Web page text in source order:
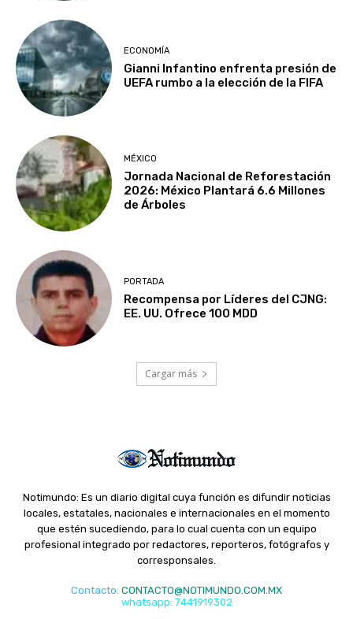
ECONOMÍA
Gianni Infantino enfrenta presión de
UEFA rumbo a la elección de la FIFA
MÉXICO
Jornada Nacional de Reforestación
2026: México Plantará 6.6 Millones
de Árboles
PORTADA
Recompensa por Líderes del CJNG:
EE. UU. Ofrece 100 MDD
Cargar más
Notimundo: Es un diario digital cuya función es difundir noticias
locales, estatales, nacionales e internacionales en el momento
que estén sucediendo, para lo cual cuenta con un equipo
profesional integrado por redactores, reporteros, fotógrafos y
corresponsales.
Contacto: CONTACTO@NOTIMUNDO.COM.MX
whatsapp: 7441919302